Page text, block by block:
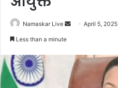
Namaskar Live
a
n
April 5, 2025
Less than a minute